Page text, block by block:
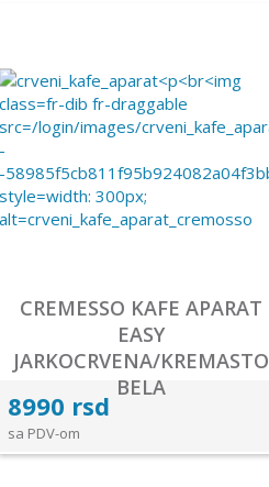
CREMESSO KAFE APARAT
EASY
JARKOCRVENA/KREMASTO
BELA
8990 rsd
sa PDV-om